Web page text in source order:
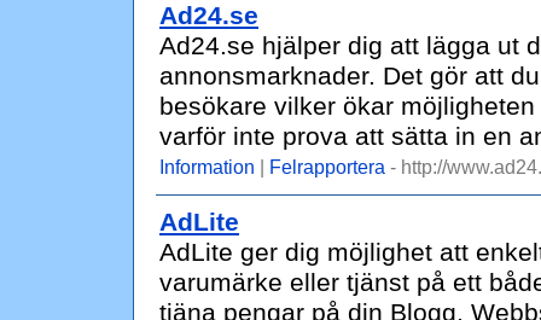
Ad24.se
Ad24.se hjälper dig att lägga ut
annonsmarknader. Det gör att
besökare vilker ökar
varför inte prova att sätta in en
Information | Felrapportera - http://
AdLite
AdLite ger dig möjlighet att
varumärke eller tjänst på ett
tjäna pengar på din Blogg,